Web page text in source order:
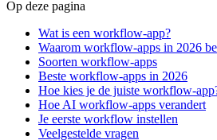
Op deze pagina
Wat is een workflow-app?
Waarom workflow-apps in 2026
Soorten workflow-apps
Beste workflow-apps in 2026
Hoe kies je de juiste workflow-
Hoe AI workflow-apps verandert
Je eerste workflow instellen
Veelgestelde vragen